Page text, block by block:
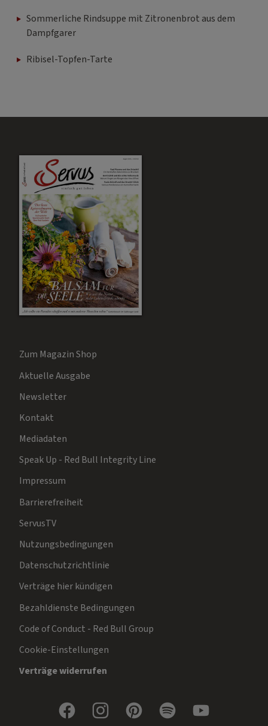
Sommerliche Rindsuppe mit Zitronenbrot aus dem
Dampfgarer
Ribisel-Topfen-Tarte
Zum Magazin Shop
Aktuelle Ausgabe
Newsletter
Kontakt
Mediadaten
Speak Up - Red Bull Integrity Line
Impressum
Barrierefreiheit
ServusTV
Nutzungsbedingungen
Datenschutzrichtlinie
Verträge hier kündigen
Bezahldienste Bedingungen
Code of Conduct - Red Bull Group
Cookie-Einstellungen
Verträge widerrufen